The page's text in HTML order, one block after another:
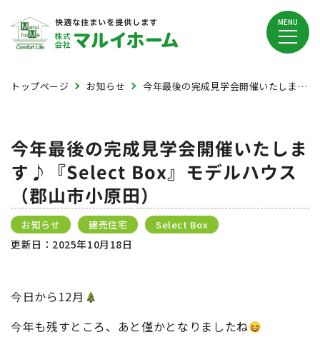
MENU
トップページ お知らせ 今年最後の完成見学会開催いたします♪『Select Box』モデルハウス（郡山市小原田）
今年最後の完成見学会開催いたしま
す♪『Select Box』モデルハウス
（郡山市小原田）
お知らせ 建売住宅 Select Box
更新日： 2025年10月18日
今日から12月
今年も残すところ、あと僅かとなりましたね